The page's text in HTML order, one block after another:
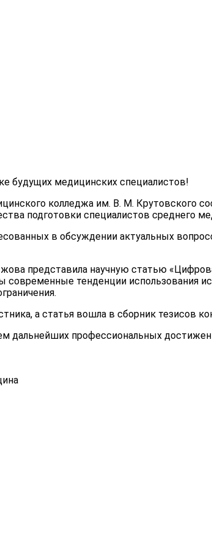
будущих медицинских специалистов!
колледжа им. В. М. Крутовского
подготовки специалистов среднего
в обсуждении актуальных
представила научную статью
современные тенденции использования
а статья вошла в сборник тезисов
профессиональных